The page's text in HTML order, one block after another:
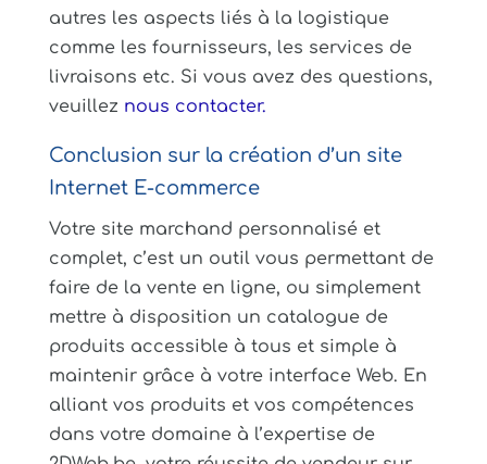
autres les aspects liés à la logistique
comme les fournisseurs, les services de
livraisons etc. Si vous avez des questions,
veuillez nous contacter.
Conclusion sur la création d’un site
Internet E-commerce
Votre site marchand personnalisé et
complet, c’est un outil vous permettant de
faire de la vente en ligne, ou simplement
mettre à disposition un catalogue de
produits accessible à tous et simple à
maintenir grâce à votre interface Web. En
alliant vos produits et vos compétences
dans votre domaine à l’expertise de